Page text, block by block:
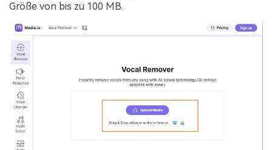
Größe von bis zu 100 MB.